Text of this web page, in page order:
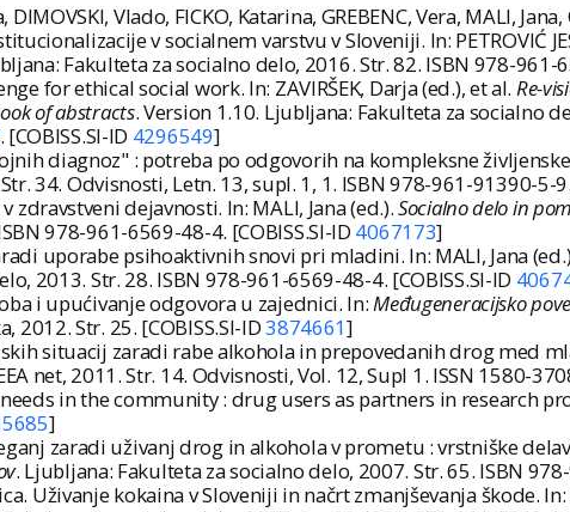
DIMOVSKI, Vlado, FICKO, Katarina, GREBENC, Vera, MALI,
v socialnem varstvu v Sloveniji. In: PETROVIĆ
Fakulteta za socialno delo, 2016. Str. 82. ISBN 978-961-
for ethical social work. In: ZAVIRŠEK, Darja (ed.), et al. Re-
of abstracts. Version 1.10. Ljubljana: Fakulteta za socialno
. [COBISS.SI-ID 4296549]
diagnoz" : potreba po odgovorih na kompleksne življenske
34. Odvisnosti, Letn. 13, supl. 1, 1. ISBN 978-961-91390-5-
zdravstveni dejavnosti. In: MALI, Jana (ed.).Socialno delo in
978-961-6569-48-4. [COBISS.SI-ID 4067173]
uporabe psihoaktivnih snovi pri mladini. In: MALI, Jana
2013. Str. 28. ISBN 978-961-6569-48-4. [COBISS.SI-ID
i upućivanje odgovora u zajednici. In:Međugeneracijsko
2012. Str. 25. [COBISS.SI-ID3874661]
situacij zaradi rabe alkohola in prepovedanih drog med
net, 2011. Str. 14. Odvisnosti, Vol. 12, Supl 1. ISSN 1580-
needs in the community : drug users as partners in research
]
zaradi uživanj drog in alkohola v prometu : vrstniške
. Ljubljana: Fakulteta za socialno delo, 2007. Str. 65. ISBN
Uživanje kokaina v Sloveniji in načrt zmanjševanja škode.